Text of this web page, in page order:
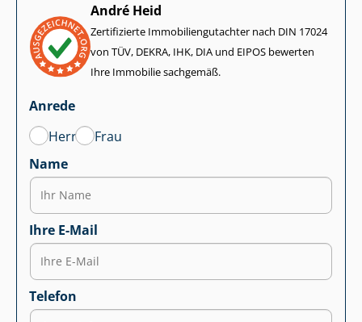
André Heid
Zertifizierte Im­mo­bi­li­en­gut­ach­ter nach DIN 17024
von TÜV, DEKRA, IHK, DIA und EIPOS bewerten
Ihre Immobilie sachgemäß.
Anrede
Herr
Frau
Name
Ihre E-Mail
Telefon